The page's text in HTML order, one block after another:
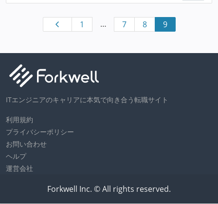
1 … 7 8 9
ITエンジニアのキャリアに本気で向き合う転職サイト
利用規約
プライバシーポリシー
お問い合わせ
ヘルプ
運営会社
Forkwell Inc. © All rights reserved.